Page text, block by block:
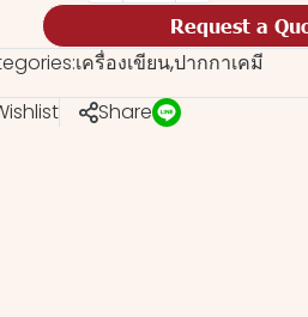
Request a
เครื่องเขียน,ปากกาเคมี
Share